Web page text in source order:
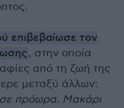
επιβεβαίωσε τον
, στην οποία
από τη ζωή της
μεταξύ άλλων:
πρόωρα. Μακάρι